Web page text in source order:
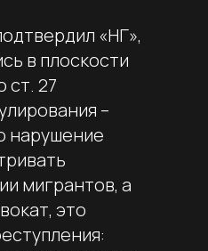
«НГ»,
в плоскости
ст. 27
–
нарушение
мигрантов, а
это